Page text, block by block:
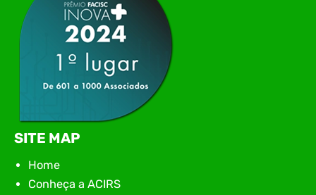
SITE MAP
Home
Conheça a ACIRS